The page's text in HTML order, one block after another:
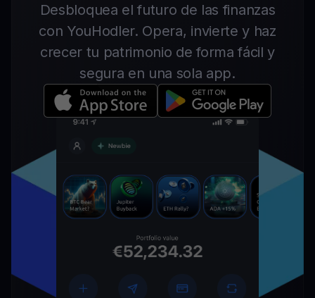
Desbloquea el futuro de las finanzas
con YouHodler. Opera, invierte y haz
crecer tu patrimonio de forma fácil y
segura en una sola app.